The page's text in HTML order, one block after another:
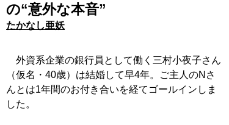
の“意外な本音”
たかなし亜妖
外資系企業の銀行員として働く三村小夜子さん
（仮名・40歳）は結婚して早4年。ご主人のNさ
んとは1年間のお付き合いを経てゴールインしま
した。